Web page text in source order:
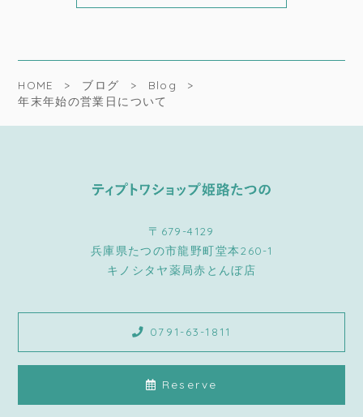
HOME ブログ
Blog
年末年始の営業日について
〒679-4129
兵庫県たつの市龍野町堂本260-1
キノシタヤ薬局赤とんぼ店
0791-63-1811
Reserve